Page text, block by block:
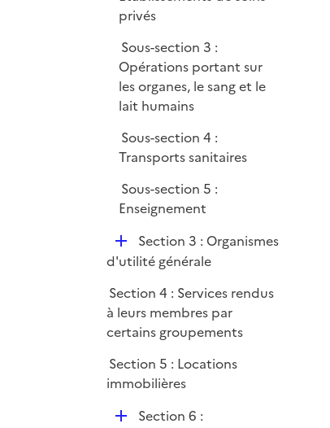
privés
Sous-section 3 :
Opérations portant sur
les organes, le sang et le
lait humains
Sous-section 4 :
Transports sanitaires
Sous-section 5 :
Enseignement
D
é
l
i
e
r
Section 3 : Organismes
d'utilité générale
Section 4 : Services rendus
à leurs membres par
certains groupements
Section 5 : Locations
immobilières
DSection 6 :